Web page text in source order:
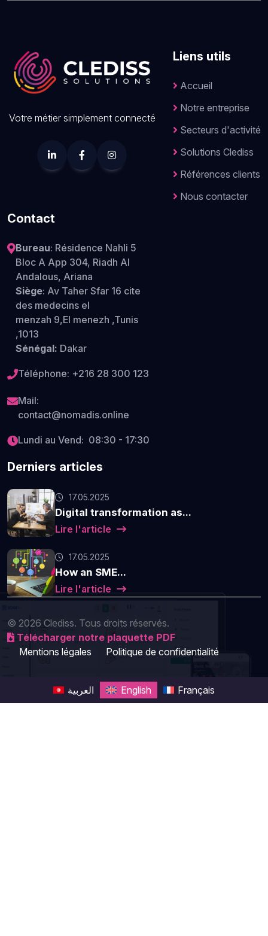
Votre métier simplement connecté
Liens utils
Accueil
Notre entreprise
Secteurs d'activité
Solutions Clediss
Références clients
Nous contacter
Contact
Bureau: Résidence Nahli 5
Bloc A App 304, Riadh Al
Andalous, Ariana
Siège: Av Taher Sfar 16 cite
des medecins el
menzah 9,El menezh ,Tunis
,1013
Sénégal: Dakar
Téléphone: +216 28 300 123
Mail:
contact@nomadis.online
Lundi au Vend: 08:30 - 17:30
Derniers articles
17.05.2025
Digital transformation as...
Lire l'article
17.05.2025
How an SME...
Lire l'article
© 2026 Clediss. Tous droits réservés.
Télécharger notre plaquette PDF
Mentions légales
Politique de confidentialité
العربية English Français